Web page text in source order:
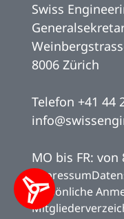
Swiss
8006 Zürich
Telefon +41 44
MO bis FR: von
Impressum
Persönliche